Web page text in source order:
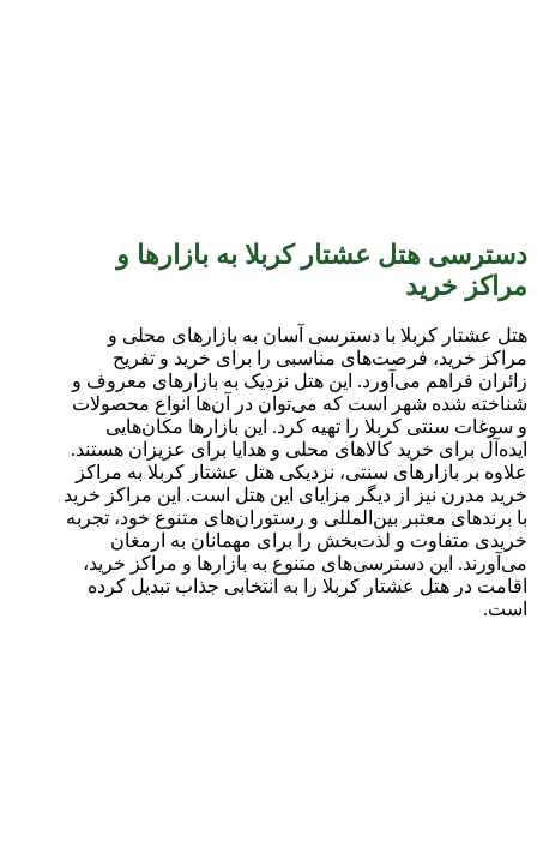
دسترسی هتل عشتار کربلا به بازارها و
مراکز خرید
هتل عشتار کربلا با دسترسی آسان به بازارهای محلی و
مراکز خرید، فرصت‌های مناسبی را برای خرید و تفریح
زائران فراهم می‌آورد. این هتل نزدیک به بازارهای معروف و
شناخته شده شهر است که می‌توان در آن‌ها انواع محصولات
و سوغات سنتی کربلا را تهیه کرد. این بازارها مکان‌هایی
ایده‌آل برای خرید کالاهای محلی و هدایا برای عزیزان هستند.
علاوه بر بازارهای سنتی، نزدیکی هتل عشتار کربلا به مراکز
خرید مدرن نیز از دیگر مزایای این هتل است. این مراکز خرید
با برندهای معتبر بین‌المللی و رستوران‌های متنوع خود، تجربه
خریدی متفاوت و لذت‌بخش را برای مهمانان به ارمغان
می‌آورند. این دسترسی‌های متنوع به بازارها و مراکز خرید،
اقامت در هتل عشتار کربلا را به انتخابی جذاب تبدیل کرده
است.